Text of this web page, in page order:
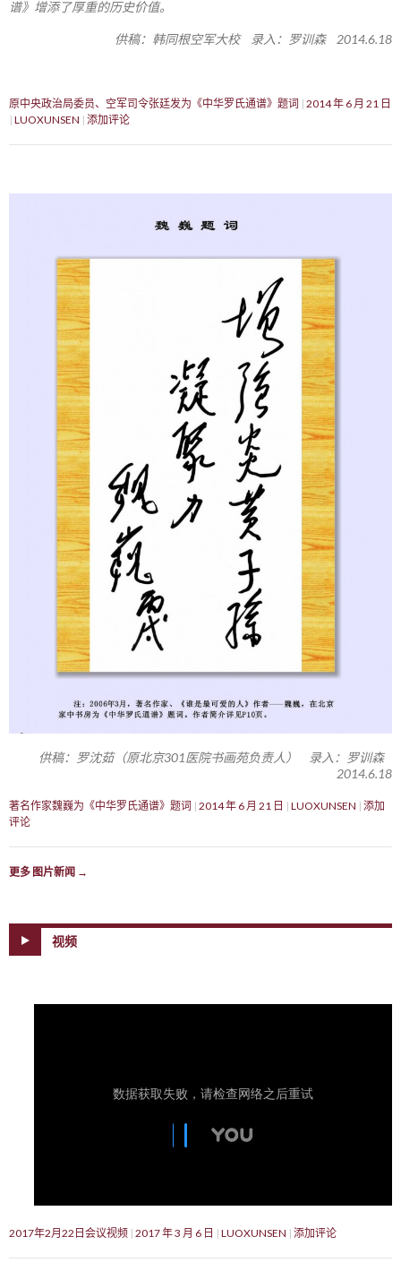
谱》增添了厚重的历史价值。
供稿：韩同根空军大校 录入：罗训森 2014.6.18
原中央政治局委员、空军司令张廷发为《中华罗氏通谱》题词 2014 年 6 月 21 日
LUOXUNSEN 添加评论
供稿：罗沈茹（原北京301医院书画苑负责人） 录入：罗训森
2014.6.18
著名作家魏巍为《中华罗氏通谱》题词 2014 年 6 月 21 日 LUOXUNSEN 添加
评论
更多 图片新闻 →
视频
2017年2月22日会议视频 2017 年 3 月 6 日 LUOXUNSEN 添加评论